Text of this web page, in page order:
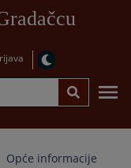
Opće informacije